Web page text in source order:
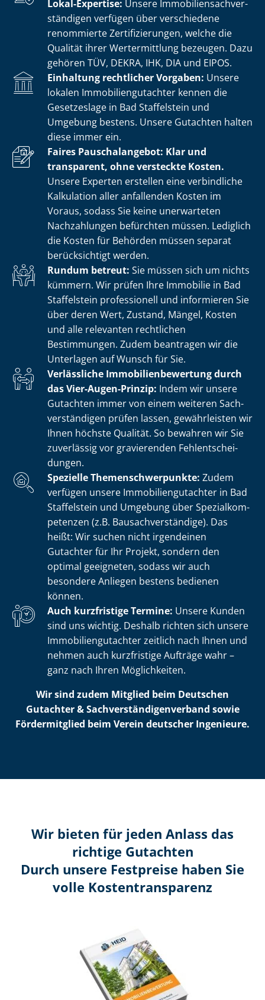
Lokal-Expertise: Unsere Im­mo­bi­li­en­sach­ver­
stän­di­gen verfügen über verschiedene
renommierte Zer­ti­fi­zie­run­gen, welche die
Qualität ihrer Wertermittlung bezeugen. Dazu
gehören TÜV, DEKRA, IHK, DIA und EIPOS.
Einhaltung rechtlicher Vorgaben: Unsere
lokalen Im­mo­bi­li­en­gut­ach­ter kennen die
Gesetzeslage in Bad Staffelstein und
Umgebung bestens. Unsere Gutachten halten
diese immer ein.
Faires Pauschalangebot: Klar und
transparent, ohne versteckte Kosten.
Unsere Experten erstellen eine verbindliche
Kalkulation aller anfallenden Kosten im
Voraus, sodass Sie keine unerwarteten
Nachzahlungen befürchten müssen. Lediglich
die Kosten für Behörden müssen separat
berücksichtigt werden.
Rundum betreut: Sie müssen sich um nichts
kümmern. Wir prüfen Ihre Immobilie in Bad
Staffelstein professionell und informieren Sie
über deren Wert, Zustand, Mängel, Kosten
und alle relevanten rechtlichen
Bestimmungen. Zudem beantragen wir die
Unterlagen auf Wunsch für Sie.
Verlässliche Im­mo­bi­li­en­be­wer­tung durch
das Vier-Augen-Prinzip: Indem wir unsere
Gutachten immer von einem weiteren Sach­
ver­stän­di­gen prüfen lassen, gewährleisten wir
Ihnen höchste Qualität. So bewahren wir Sie
zuverlässig vor gravierenden Fehl­ent­schei­
dun­gen.
Spezielle The­men­schwer­punk­te: Zudem
verfügen unsere Im­mo­bi­li­en­gut­ach­ter in Bad
Staffelstein und Umgebung über Spe­zi­al­kom­
pe­ten­zen (z.B. Bau­sach­ver­stän­di­ge). Das
heißt: Wir suchen nicht irgendeinen
Gutachter für Ihr Projekt, sondern den
optimal geeigneten, sodass wir auch
besondere Anliegen bestens bedienen
können.
Auch kurzfristige Termine: Unsere Kunden
sind uns wichtig. Deshalb richten sich unsere
Im­mo­bi­li­en­gut­ach­ter zeitlich nach Ihnen und
nehmen auch kurzfristige Aufträge wahr –
ganz nach Ihren Möglichkeiten.
Wir sind zudem Mitglied beim Deutschen
Gutachter & Sach­ver­stän­di­gen­ver­band sowie
Fördermitglied beim Verein deutscher Ingenieure.
Wir bieten für jeden Anlass das
richtige Gutachten
Durch unsere Festpreise haben Sie
volle Kosten­transparenz